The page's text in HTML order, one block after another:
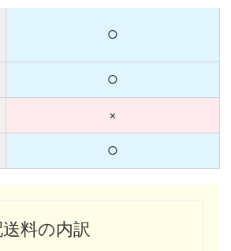
○
○
×
○
料の内訳